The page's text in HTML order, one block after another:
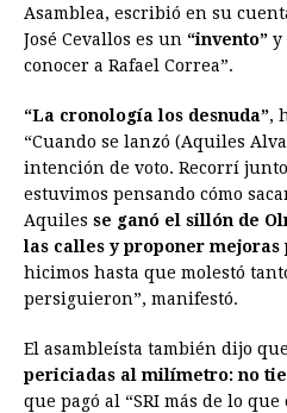
Asamblea, escribió en su
José Cevallos es un “invento” y
conocer a Rafael Correa”.
“La cronología los desnuda”,
“Cuando se lanzó (Aquiles
intención de voto. Recorrí
estuvimos pensando cómo
Aquiles se ganó el sillón de
las calles y proponer mejoras
hicimos hasta que molestó
persiguieron”, manifestó.
El asambleísta también dijo
periciadas al milímetro: no
que pagó al “SRI más de lo